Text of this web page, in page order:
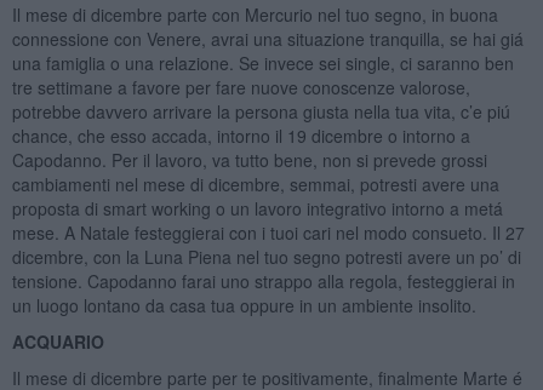
Il mese di dicembre parte con Mercurio nel tuo segno, in buona
connessione con Venere, avrai una situazione tranquilla, se hai giá
una famiglia o una relazione. Se invece sei single, ci saranno ben
tre settimane a favore per fare nuove conoscenze valorose,
potrebbe davvero arrivare la persona giusta nella tua vita, c’e piú
chance, che esso accada, intorno il 19 dicembre o intorno a
Capodanno. Per il lavoro, va tutto bene, non si prevede grossi
cambiamenti nel mese di dicembre, semmai, potresti avere una
proposta di smart working o un lavoro integrativo intorno a metá
mese. A Natale festeggierai con i tuoi cari nel modo consueto. Il 27
dicembre, con la Luna Piena nel tuo segno potresti avere un po’ di
tensione. Capodanno farai uno strappo alla regola, festeggierai in
un luogo lontano da casa tua oppure in un ambiente insolito.
ACQUARIO
Il mese di dicembre parte per te positivamente, finalmente Marte é